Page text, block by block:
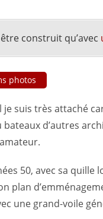
construit qu’avec
photos
suis très attaché
d’autres
50, avec sa quille
plan
une grand-voile